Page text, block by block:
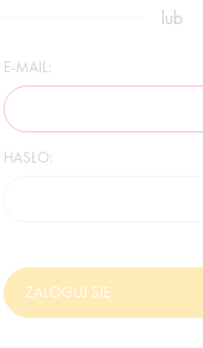
lub
E-MAIL:
HASŁO:
ZALOGUJ SIĘ